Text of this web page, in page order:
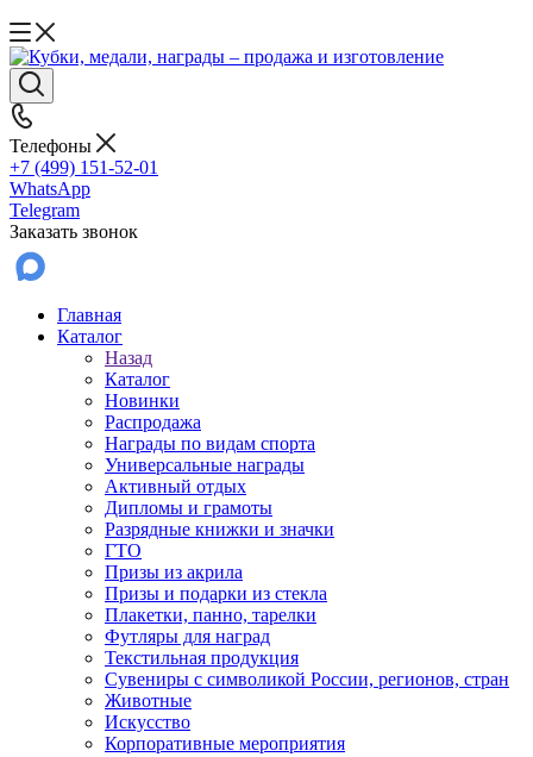
Телефоны
+7 (499) 151-52-01
WhatsApp
Telegram
Заказать звонок
Главная
Каталог
Назад
Каталог
Новинки
Распродажа
Награды по видам спорта
Универсальные награды
Активный отдых
Дипломы и грамоты
Разрядные книжки и значки
ГТО
Призы из акрила
Призы и подарки из стекла
Плакетки, панно, тарелки
Футляры для наград
Текстильная продукция
Сувениры с символикой России, регионов, стран
Животные
Искусство
Корпоративные мероприятия